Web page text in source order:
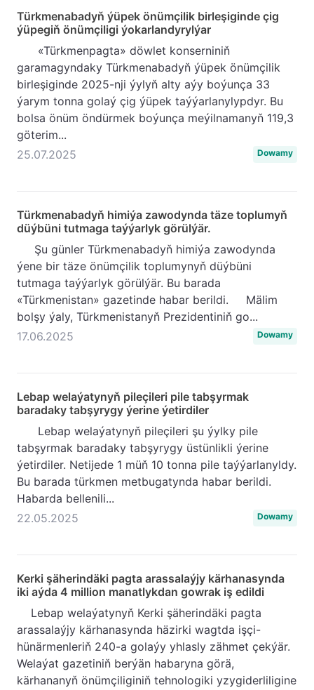
Türkmenabadyň ýüpek önümçilik birleşiginde çig
ýüpegiň önümçiligi ýokarlandyrylýar
«Türkmenpagta» döwlet konserniniň
garamagyndaky Türkmenabadyň ýüpek önümçilik
birleşiginde 2025-nji ýylyň alty aýy boýunça 33
ýarym tonna golaý çig ýüpek taýýarlanylypdyr. Bu
bolsa önüm öndürmek boýunça meýilnamanyň 119,3
göterim...
25.07.2025
Dowamy
Türkmenabadyň himiýa zawodynda täze toplumyň
düýbüni tutmaga taýýarlyk görülýär.
Şu günler Türkmenabadyň himiýa zawodynda
ýene bir täze önümçilik toplumynyň düýbüni
tutmaga taýýarlyk görülýär. Bu barada
«Türkmenistan» gazetinde habar berildi. Mälim
bolşy ýaly, Türkmenistanyň Prezidentiniň go...
17.06.2025
Dowamy
Lebap welaýatynyň pileçileri pile tabşyrmak
baradaky tabşyrygy ýerine ýetirdiler
Lebap welaýatynyň pileçileri şu ýylky pile
tabşyrmak baradaky tabşyrygy üstünlikli ýerine
ýetirdiler. Netijede 1 müň 10 tonna pile taýýarlanyldy.
Bu barada türkmen metbugatynda habar berildi.
Habarda bellenili...
22.05.2025
Dowamy
Kerki şäherindäki pagta arassalaýjy kärhanasynda
iki aýda 4 million manatlykdan gowrak iş edildi
Lebap welaýatynyň Kerki şäherindäki pagta
arassalaýjy kärhanasynda häzirki wagtda işçi-
hünärmenleriň 240-a golaýy yhlasly zähmet çekýär.
Welaýat gazetiniň berýän habaryna görä,
kärhananyň önümçiliginiň tehnologiki yzygiderliligine